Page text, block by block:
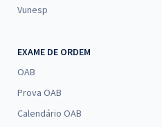
Vunesp
EXAME DE ORDEM
OAB
Prova OAB
Calendário OAB